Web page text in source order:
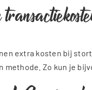
extra kosten bij
methode. Zo kun je